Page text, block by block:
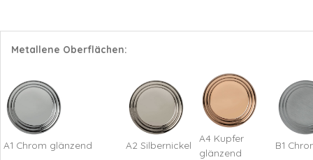
Metallene Oberflächen:
A1 Chrom glänzend A2 Silbernickel
A4 Kupfer
glänzend
B1